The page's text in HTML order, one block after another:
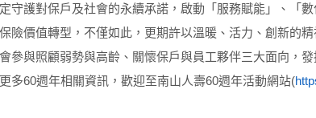
守護對保戶及社會的永續承諾，啟動「服務賦能」、「
險價值轉型，不僅如此，更期許以溫暖、活力、創新的
參與照顧弱勢與高齡、關懷保戶與員工夥伴三大面向，
多60週年相關資訊，歡迎至南山人壽60週年活動網站(